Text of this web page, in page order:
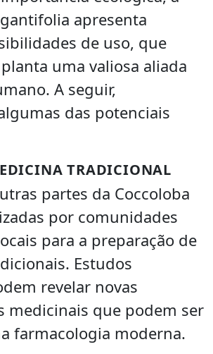
apresenta
de uso, que
uma valiosa aliada
A seguir,
das potenciais
TRADICIONAL
partes da Coccoloba
por comunidades
para a preparação de
Estudos
revelar novas
medicinais que podem ser
farmacologia moderna.